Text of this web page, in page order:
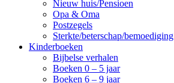
Nieuw huis/Pensioen
Opa & Oma
Postzegels
Sterkte/beterschap/bemoediging
Kinderboeken
Bijbelse verhalen
Boeken 0 – 5 jaar
Boeken 6 – 9 jaar